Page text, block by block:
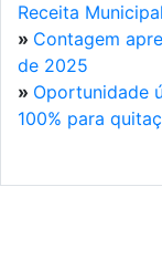
Receita Municipal
» Contagem
de 2025
» Oportunidade
100% para